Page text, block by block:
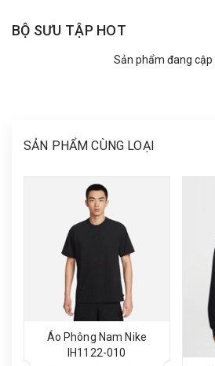
BỘ SƯU TẬP HOT
Sản phẩm đang
SẢN PHẨM CÙNG LOẠI
Áo Phông Nam Nike
IH1122-010